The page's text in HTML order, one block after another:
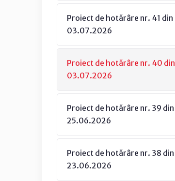
Proiect de hotărâre nr. 41 din
03.07.2026
Proiect de hotărâre nr. 40 din
03.07.2026
Proiect de hotărâre nr. 39 din
25.06.2026
Proiect de hotărâre nr. 38 din
23.06.2026